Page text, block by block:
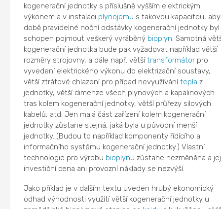
kogenerační jednotky s příslušně vyšším elektrickým
výkonem a v instalaci plynojemu s takovou kapacitou,
době pravidelné noční odstávky kogenerační jednotky byl
schopen pojmout veškerý vyráběný bioplyn . Samotná
kogenerační jednotka bude pak vyžadovat například větší
rozměry strojovny, a dále např. většítransformátor pro
vyvedení elektrického výkonu do elektrizační soustavy,
větší ztrátové chlazení pro případ nevyužívánítepla z
jednotky, větší dimenze všech plynových a kapalinových
tras kolem kogenerační jednotky, větší průřezy silových
kabelů, atd. Jen malá část zařízení kolem kogenerační
jednotky zůstane stejná, jaká byla u původní menší
jednotky. (Budou to například komponenty řídícího a
informačního systému kogenerační jednotky.) Vlastní
technologie pro výrobu bioplynu zůstane nezměněna a
investiční cena ani provozní náklady se nezvýší.
Jako příklad je v dalším textu uveden hrubý ekonomický
odhad výhodnosti využití větší kogenerační jednotky u